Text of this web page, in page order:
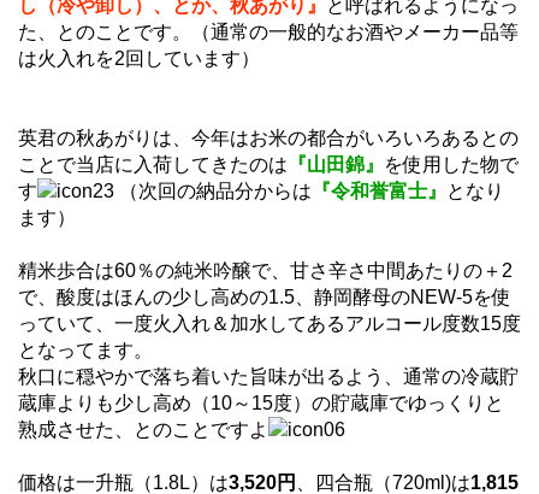
し（冷や卸し）、とか、秋あがり』
と呼ばれるようになっ
た、とのことです。（通常の一般的なお酒やメーカー品等
は火入れを2回しています）
英君の秋あがりは、今年はお米の都合がいろいろあるとの
ことで当店に入荷してきたのは 『山田錦』
を使用した物で
す
（次回の納品分からは 『令和誉富士』
となり
ます）
精米歩合は60％の純米吟醸で、甘さ辛さ中間あたりの＋2
で、酸度はほんの少し高めの1.5、静岡酵母のNEW-5を使
っていて、一度火入れ＆加水してあるアルコール度数15度
となってます。
秋口に穏やかで落ち着いた旨味が出るよう、通常の冷蔵貯
蔵庫よりも少し高め（10～15度）の貯蔵庫でゆっくりと
熟成させた、とのことですよ
価格は一升瓶（1.8L）は3,520円 、四合瓶（720ml)は1,815